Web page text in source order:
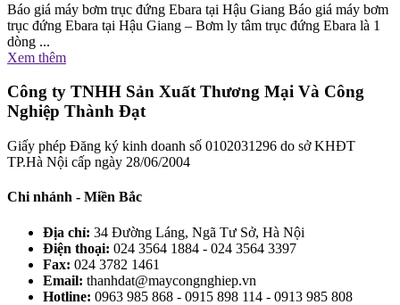
Báo giá máy bơm trục đứng Ebara tại Hậu Giang Báo giá máy bơm
trục đứng Ebara tại Hậu Giang – Bơm ly tâm trục đứng Ebara là 1
dòng ...
Xem thêm
Công ty TNHH Sản Xuất Thương Mại Và Công
Nghiệp Thành Đạt
Giấy phép Đăng ký kinh doanh số 0102031296 do sở KHĐT
TP.Hà Nội cấp ngày 28/06/2004
Chi nhánh - Miền Bắc
Địa chỉ: 34 Đường Láng, Ngã Tư Sở, Hà Nội
Điện thoại: 024 3564 1884 - 024 3564 3397
Fax: 024 3782 1461
Email: thanhdat@maycongnghiep.vn
Hotline: 0963 985 868 - 0915 898 114 - 0913 985 808